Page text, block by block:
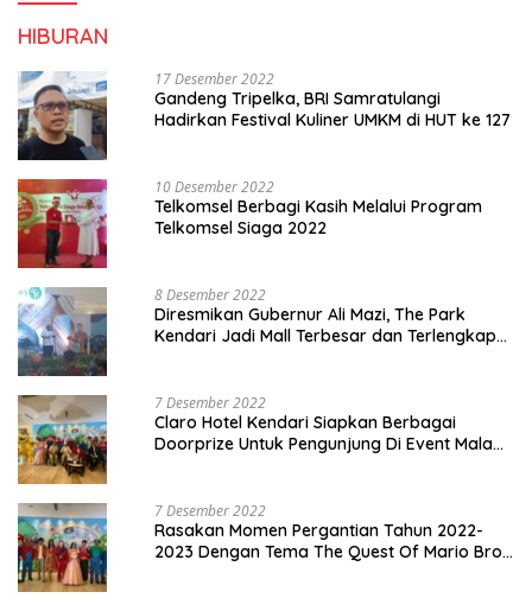
HIBURAN
17 Desember 2022
Gandeng Tripelka, BRI Samratulangi
Hadirkan Festival Kuliner UMKM di HUT ke 127
10 Desember 2022
Telkomsel Berbagi Kasih Melalui Program
Telkomsel Siaga 2022
8 Desember 2022
Diresmikan Gubernur Ali Mazi, The Park
Kendari Jadi Mall Terbesar dan Terlengkap
7 Desember 2022
Claro Hotel Kendari Siapkan Berbagai
Doorprize Untuk Pengunjung Di Event Malam
7 Desember 2022
Rasakan Momen Pergantian Tahun 2022-
2023 Dengan Tema The Quest Of Mario Bros